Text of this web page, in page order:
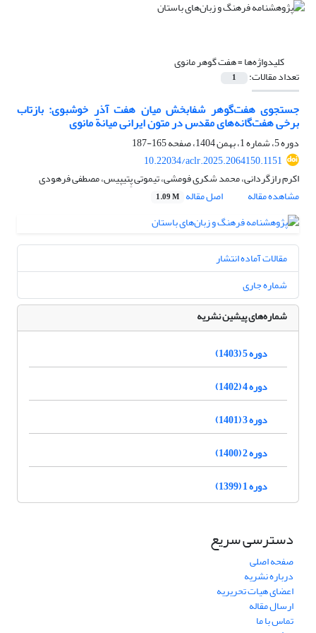
کلیدواژه‌ها =هفت گوهر مانوی
تعداد مقالات: 1
جستجوی هفت‌گوهر شفابخش میان هفت آذر خوشبوی: بازتاب
برخی هفت‌گانه‌های مقدس در متون ایرانی میانة مانوی
دوره 5، شماره 1، بهمن 1404، صفحه
165-187
10.22034/aclr.2025.2064150.1151
اکرم رازگردانی، محمد شکری فومشی، تیموتی پِتیپیس، مصطفی فرهودی
مشاهده مقاله
اصل مقاله 1.09 M
مقالات آماده انتشار
شماره جاری
شماره‌های پیشین نشریه
دوره 5 (1403)
دوره 4 (1402)
دوره 3 (1401)
دوره 2 (1400)
دوره 1 (1399)
دسترسی سریع
صفحه اصلی
درباره نشریه
اعضای هیات تحریریه
ارسال مقاله
تماس با ما